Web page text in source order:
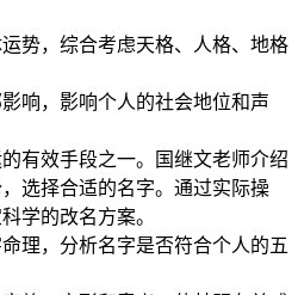
势，综合考虑天格、人格、地格
响，影响个人的社会地位和声
有效手段之一。国继文老师介绍
选择合适的名字。通过实际操
学的改名方案。
理，分析名字是否符合个人的五